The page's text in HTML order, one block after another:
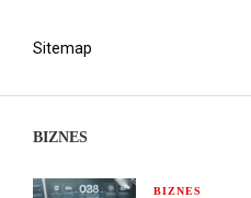
Sitemap
BIZNES
BIZNES